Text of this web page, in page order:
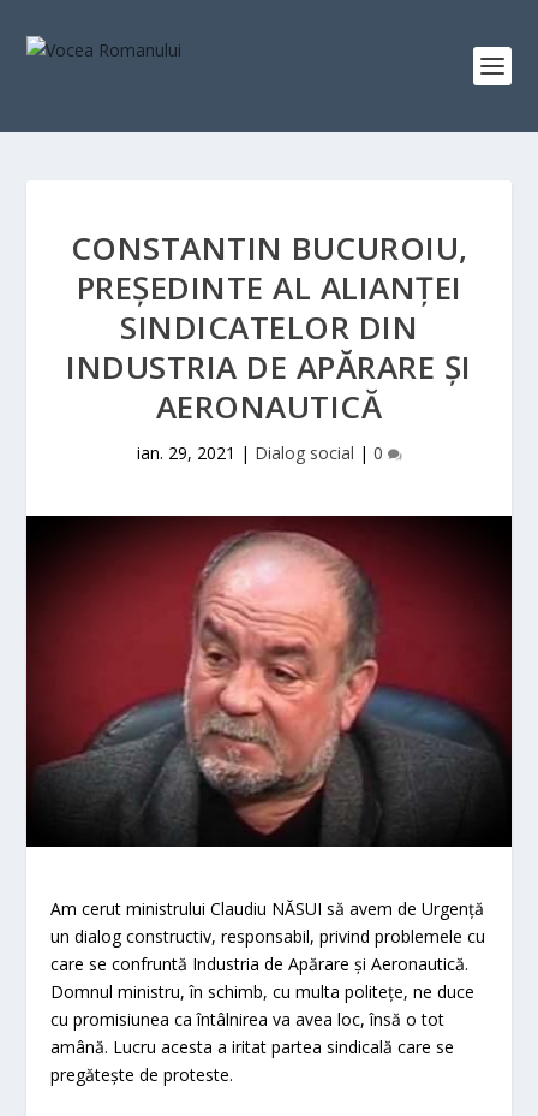
CONSTANTIN BUCUROIU,
PREȘEDINTE AL ALIANȚEI
SINDICATELOR DIN
INDUSTRIA DE APĂRARE ȘI
AERONAUTICĂ
ian. 29, 2021 | Dialog social | 0
Am cerut ministrului Claudiu NĂSUI să avem de Urgență
un dialog constructiv, responsabil, privind problemele cu
care se confruntă Industria de Apărare și Aeronautică.
Domnul ministru, în schimb, cu multa politețe, ne duce
cu promisiunea ca întâlnirea va avea loc, însă o tot
amână. Lucru acesta a iritat partea sindicală care se
pregătește de proteste.